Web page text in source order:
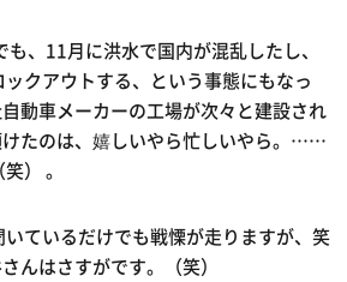
、11月に洪水で国内が混乱したし、
クアウトする、という事態にもなっ
動車メーカーの工場が次々と建設され
たのは、嬉しいやら忙しいやら。……
） 。
ているだけでも戦慄が走りますが、笑
んはさすがです。（笑）